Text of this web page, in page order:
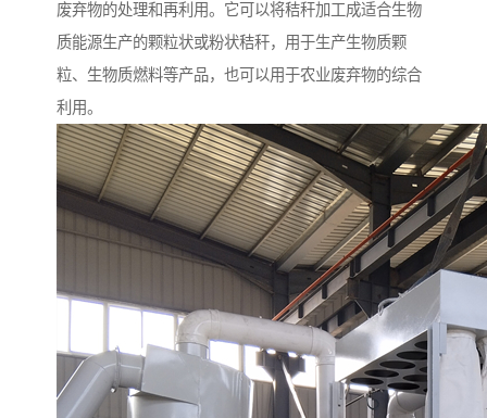
废弃物的处理和再利用。它可以将秸秆加工成适合生物
质能源生产的颗粒状或粉状秸秆，用于生产生物质颗
粒、生物质燃料等产品，也可以用于农业废弃物的综合
利用。